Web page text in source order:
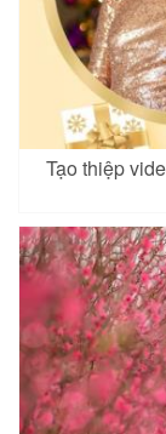
Tạo thiệp